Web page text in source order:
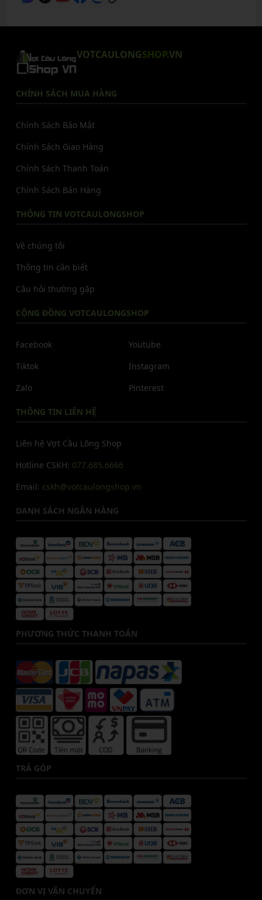
VOTCAULONGSHOP.VN
CHÍNH SÁCH MUA HÀNG
Chính Sách Bảo Mật
Chính Sách Giao Hàng
Chính Sách Thanh Toán
Chính Sách Bán Hàng
THÔNG TIN VOTCAULONGSHOP
Về chúng tôi
Thông tin cần biết
Câu hỏi thường gặp
CỘNG ĐỒNG VOTCAULONGSHOP
Facebook
Tiktok
Zalo
Youtube
Instagram
Pinterest
THÔNG TIN LIÊN HỆ
Liên hệ Vợt Cầu Lông Shop
Hotline CSKH: 077.685.6666
Email: cskh@votcaulongshop.vn
DANH SÁCH NGÂN HÀNG
PHƯƠNG THỨC THANH TOÁN
TRẢ GÓP
ĐƠN VỊ VẬN CHUYỂN